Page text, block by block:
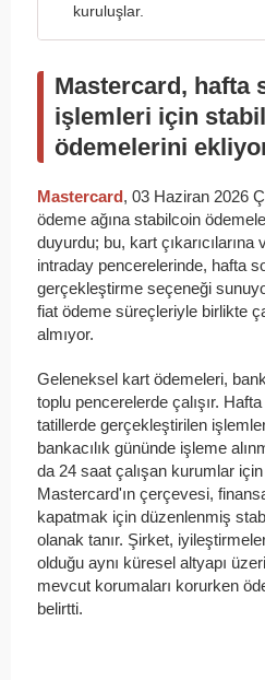
kuruluşlar.
Mastercard, hafta
işlemleri için
ödemelerini
Mastercard, 03 Haziran 2026
ödeme ağına stabilcoin
duyurdu; bu, kart çıkarıcılarına
intraday pencerelerinde, hafta
gerçekleştirme seçeneği
fiat ödeme süreçleriyle birlikte
almıyor.
Geleneksel kart ödemeleri,
toplu pencerelerde çalışır.
tatillerde gerçekleştirilen
bankacılık gününde işleme
da 24 saat çalışan kurumlar
Mastercard'ın çerçevesi,
kapatmak için düzenlenmiş
olanak tanır. Şirket,
olduğu aynı küresel altyapı
mevcut korumaları korurken
belirtti.